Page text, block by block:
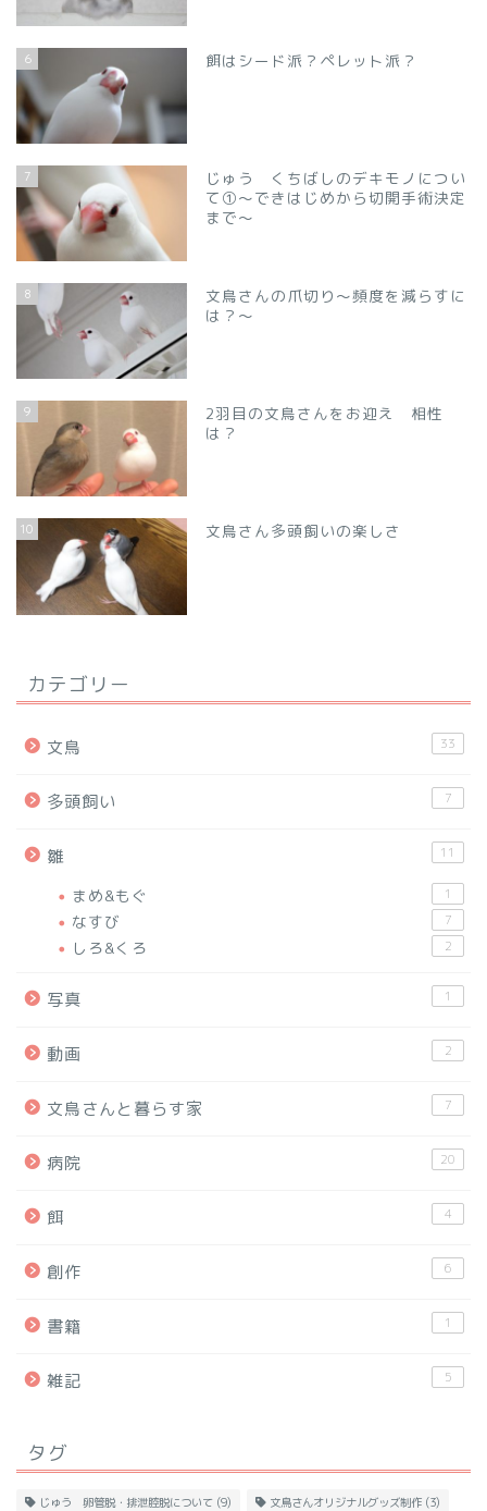
6 餌はシード派？ペレット派？
7
じゅう くちばしのデキモノについ
て①～できはじめから切開手術決定
まで～
8
文鳥さんの爪切り～頻度を減らすに
は？～
9
2羽目の文鳥さんをお迎え 相性
は？
10 文鳥さん多頭飼いの楽しさ
カテゴリー
文鳥 33
多頭飼い 7
雛 11
まめ&もぐ 1
なすび 7
しろ&くろ 2
写真 1
動画 2
文鳥さんと暮らす家 7
病院 20
餌 4
創作 6
書籍 1
雑記 5
タグ
じゅう 卵管脱・排泄腔脱について (9) 文鳥さんオリジナルグッズ制作 (3)